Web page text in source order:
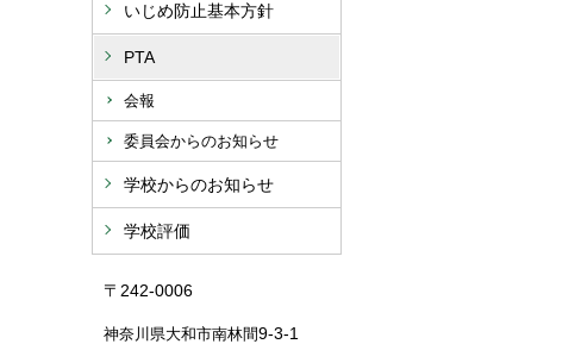
いじめ防止基本方針
PTA
会報
委員会からのお知らせ
学校からのお知らせ
学校評価
〒242-0006
神奈川県大和市南林間9-3-1